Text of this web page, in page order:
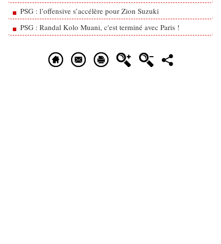
PSG : l’offensive s’accélère pour Zion Suzuki
PSG : Randal Kolo Muani, c'est terminé avec Paris !